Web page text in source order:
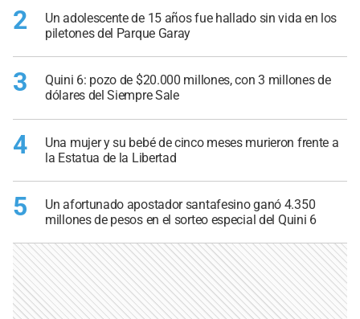
2
Un adolescente de 15 años fue hallado sin vida en los
piletones del Parque Garay
3
Quini 6: pozo de $20.000 millones, con 3 millones de
dólares del Siempre Sale
4
Una mujer y su bebé de cinco meses murieron frente a
la Estatua de la Libertad
5
Un afortunado apostador santafesino ganó 4.350
millones de pesos en el sorteo especial del Quini 6